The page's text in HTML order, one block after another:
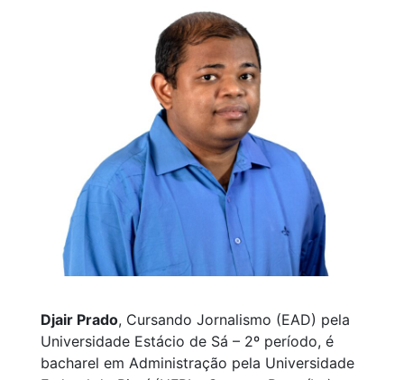
Djair Prado, Cursando Jornalismo (EAD) pela
Universidade Estácio de Sá – 2º período, é
bacharel em Administração pela Universidade